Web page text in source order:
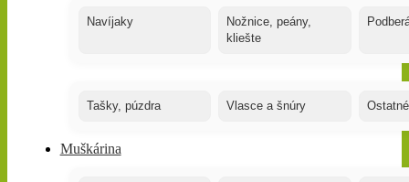
Navíjaky
Nožnice, peány,
kliešte
Tašky, púzdra Vlasce a šnúry Ostatné
Muškárina